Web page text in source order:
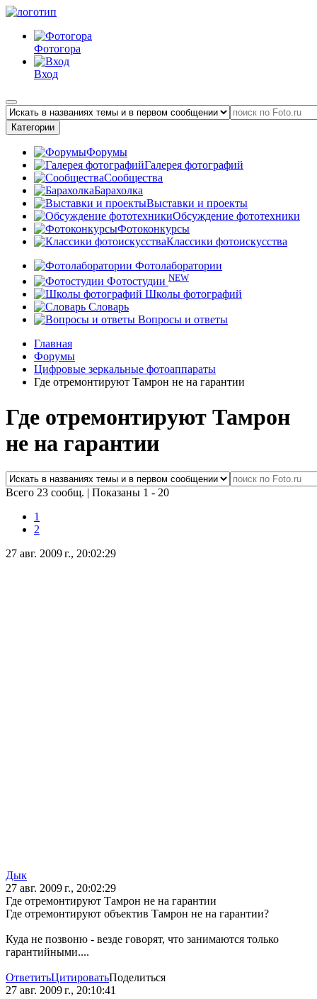
Фотогора
Вход
Категории
Форумы
Галерея фотографий
Сообщества
Барахолка
Выставки и проекты
Обсуждение фототехники
Фотоконкурсы
Классики фотоискусства
Фотолаборатории
Фотостудии NEW
Школы фотографий
Словарь
Вопросы и ответы
Главная
Форумы
Цифровые зеркальные фотоаппараты
Где отремонтируют Тамрон не на гарантии
Где отремонтируют Тамрон
не на гарантии
Всего 23 сообщ. | Показаны 1 - 20
1
2
27 авг. 2009 г., 20:02:29
Дык
27 авг. 2009 г., 20:02:29
Где отремонтируют Тамрон не на гарантии
Где отремонтируют объектив Тамрон не на гарантии?
Куда не позвоню - везде говорят, что занимаются только
гарантийными....
ОтветитьЦитироватьПоделиться
27 авг. 2009 г., 20:10:41